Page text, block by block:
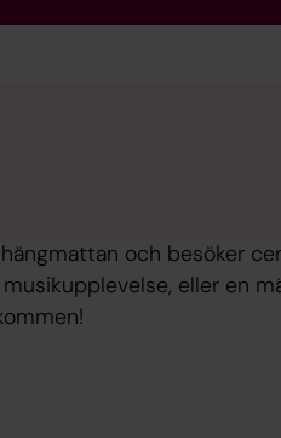
och besöker
eller en